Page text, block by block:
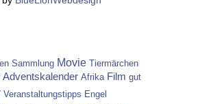
Sammlung Movie Tiermärchen
Adventskalender Afrika Film gut
Veranstaltungstipps Engel